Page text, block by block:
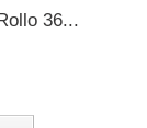
36...